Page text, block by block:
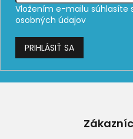
Vložením e-mailu súhlasíte
osobných údajov
PRIHLÁSIŤ SA